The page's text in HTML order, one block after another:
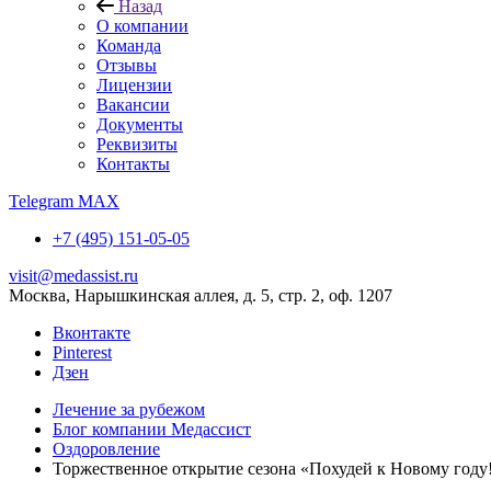
Назад
О компании
Команда
Отзывы
Лицензии
Вакансии
Документы
Реквизиты
Контакты
Telegram MAX
+7 (495) 151-05-05
visit@medassist.ru
Москва, Нарышкинская аллея, д. 5, стр. 2, оф. 1207
Вконтакте
Pinterest
Дзен
Лечение за рубежом
Блог компании Медассист
Оздоровление
Торжественное открытие сезона «Похудей к Новому